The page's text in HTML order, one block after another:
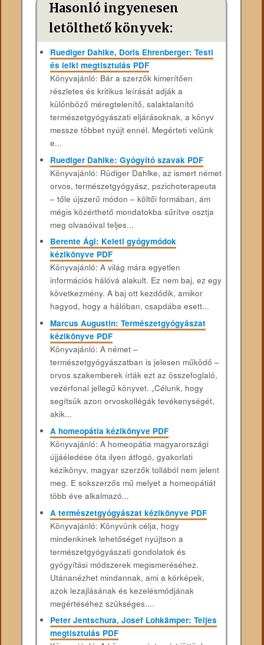
Hasonló ingyenesen
letölthető könyvek:
Ruediger Dahlke, Doris Ehrenberger: Testi
és lelki megtisztulás PDF
Könyvajánló: Bár a szerzők kimerítően
részletes és kritikus leírását adják a
különböző méregtelenítő, salaktalanító
természetgyógyászati eljárásoknak, a könyv
messze többet nyújt ennél. Megérteti velünk
e...
Ruediger Dahlke: Gyógyító szavak PDF
Könyvajánló: Rüdiger Dahlke, az ismert német
orvos, természetgyógyász, pszichoterapeuta
– tőle újszerű módon – költői formában, ám
mégis közérthető mondatokba sűrítve osztja
meg olvasóival teljes...
Berente Ági: Keleti gyógymódok
kézikönyve PDF
Könyvajánló: A világ mára egyetlen
információs hálóvá alakult. Ez nem baj, ez egy
következmény. A baj ott kezdődik, amikor
hagyod, hogy a hálóban, csapdába esett...
Marcus Augustin: Természetgyógyászat
kézikönyve PDF
Könyvajánló: A német –
természetgyógyászatban is jelesen működő –
orvos szakemberek írták ezt az összefoglaló,
vezérfonal jellegű könyvet. „Célunk, hogy
segítsük azon orvoskollégák tevékenységét,
akik...
A homeopátia kézikönyve PDF
Könyvajánló: A homeopátia magyarországi
újjáéledése óta ilyen átfogó, gyakorlati
kézikönyv, magyar szerzők tollából nem jelent
meg. E sokszerzős mű melyet a homeopátiát
több éve alkalmazó...
A természetgyógyászat kézikönyve PDF
Könyvajánló: Könyvünk célja, hogy
mindenkinek lehetőséget nyújtson a
természetgyógyászati gondolatok és
gyógyítási módszerek megismeréséhez.
Utánanézhet mindannak, ami a kórképek,
azok lezajlásának és kezelésmódjának
megértéséhez szükséges....
Peter Jentschura, Josef Lohkämper: Teljes
megtisztulás PDF